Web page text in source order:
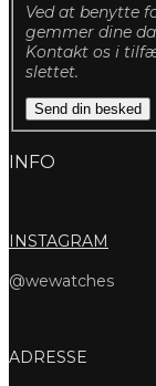
Ved at benytte
gemmer dine
Kontakt os i
slettet.
Send din besked
INFO
INSTAGRAM
@wewatches
ADRESSE